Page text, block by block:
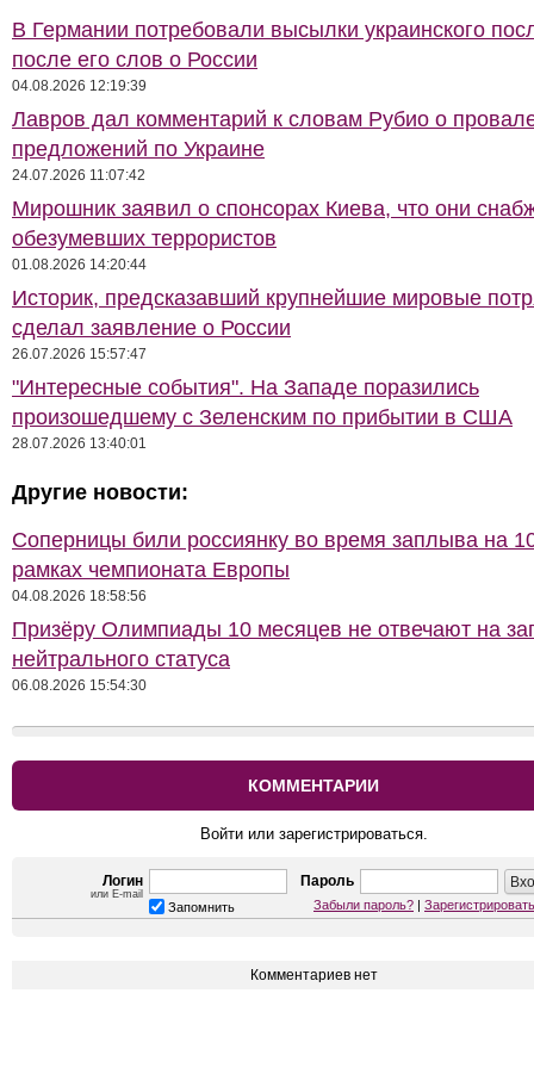
В Германии потребовали высылки украинского
после его слов о России
04.08.2026 12:19:39
Лавров дал комментарий к словам Рубио о
предложений по Украине
24.07.2026 11:07:42
Мирошник заявил о спонсорах Киева, что они
обезумевших террористов
01.08.2026 14:20:44
Историк, предсказавший крупнейшие мировые
сделал заявление о России
26.07.2026 15:57:47
"Интересные события". На Западе поразились
произошедшему с Зеленским по прибытии в США
28.07.2026 13:40:01
Другие новости:
Соперницы били россиянку во время заплыва на
рамках чемпионата Европы
04.08.2026 18:58:56
Призёру Олимпиады 10 месяцев не отвечают на
нейтрального статуса
06.08.2026 15:54:30
КОММЕНТАРИИ
Войти или зарегистрироваться.
Логин
или E-mail
Пароль
Запомнить Забыли пароль? |
Комментариев нет